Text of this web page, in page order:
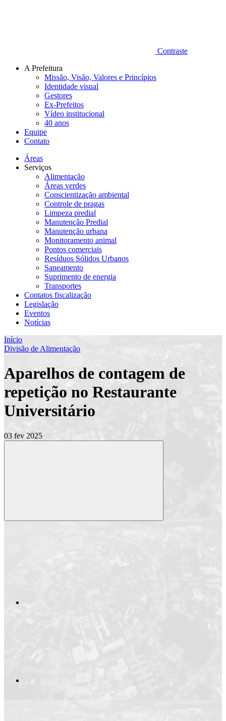
Contraste
A Prefeitura
Missão, Visão, Valores e Princípios
Identidade visual
Gestores
Ex-Prefeitos
Vídeo institucional
40 anos
Equipe
Contato
Áreas
Serviços
Alimentação
Áreas verdes
Conscientização ambiental
Controle de pragas
Limpeza predial
Manutenção Predial
Manutenção urbana
Monitoramento animal
Pontos comerciais
Resíduos Sólidos Urbanos
Saneamento
Suprimento de energia
Transportes
Contatos fiscalização
Legislação
Eventos
Notícias
Início
Divisão de Alimentação
Aparelhos de contagem de
repetição no Restaurante
Universitário
03 fev 2025
Compartilhar
Compartilhar